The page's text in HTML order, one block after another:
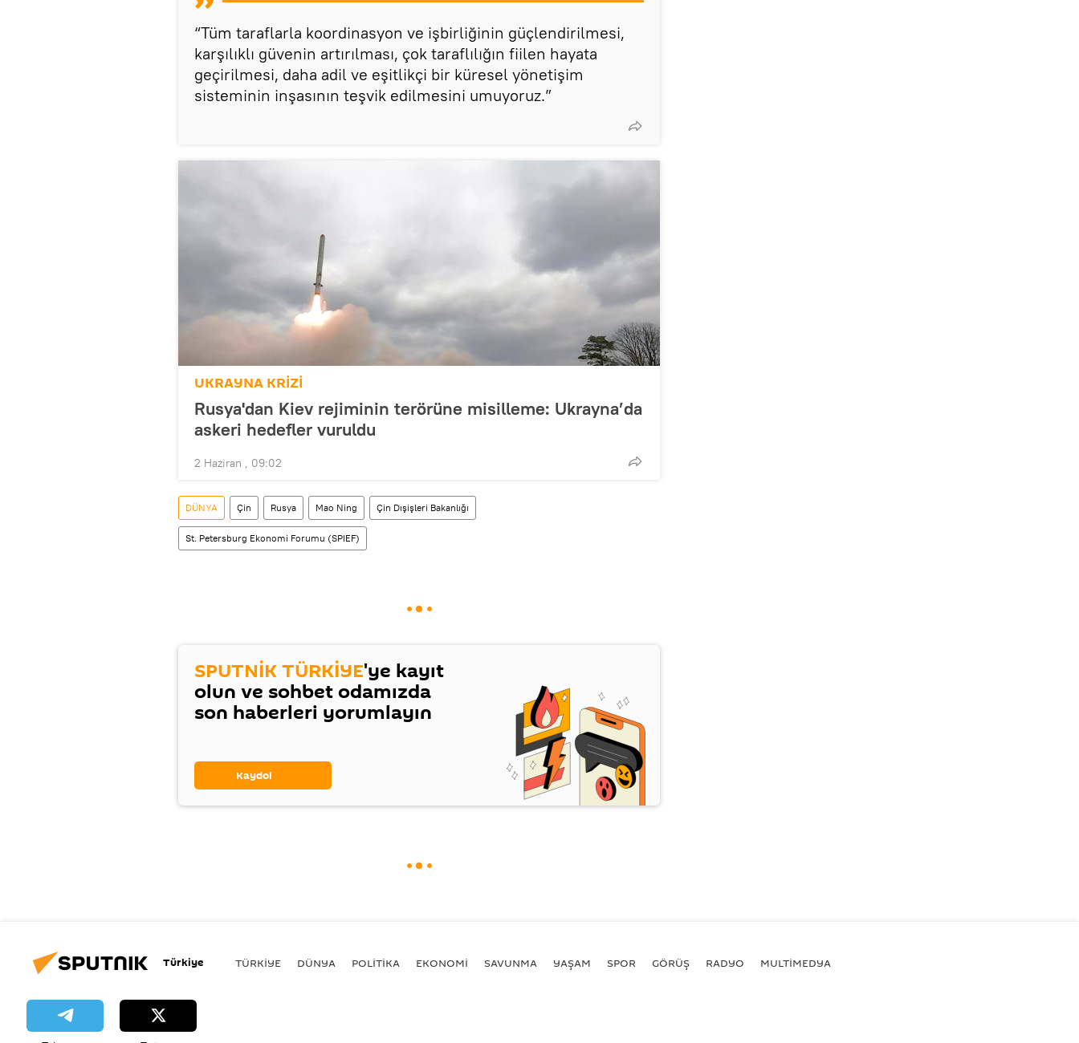
“Tüm taraflarla koordinasyon ve işbirliğinin güçlendirilmesi,
karşılıklı güvenin artırılması, çok taraflılığın fiilen hayata
geçirilmesi, daha adil ve eşitlikçi bir küresel yönetişim
sisteminin inşasının teşvik edilmesini umuyoruz.”
UKRAYNA KRİZİ
Rusya'dan Kiev rejiminin terörüne misilleme: Ukrayna’da
askeri hedefler vuruldu
2 Haziran , 09:02
DÜNYA Çin Rusya Mao Ning Çin Dışişleri Bakanlığı
St. Petersburg Ekonomi Forumu (SPIEF)
SPUTNİK TÜRKİYE'ye kayıt
olun ve sohbet odamızda
son haberleri yorumlayın
Kaydol
Türkiye TÜRKIYE DÜNYA POLİTİKA EKONOMİ SAVUNMA YAŞAM SPOR GÖRÜŞ RADYO MULTİMEDYA